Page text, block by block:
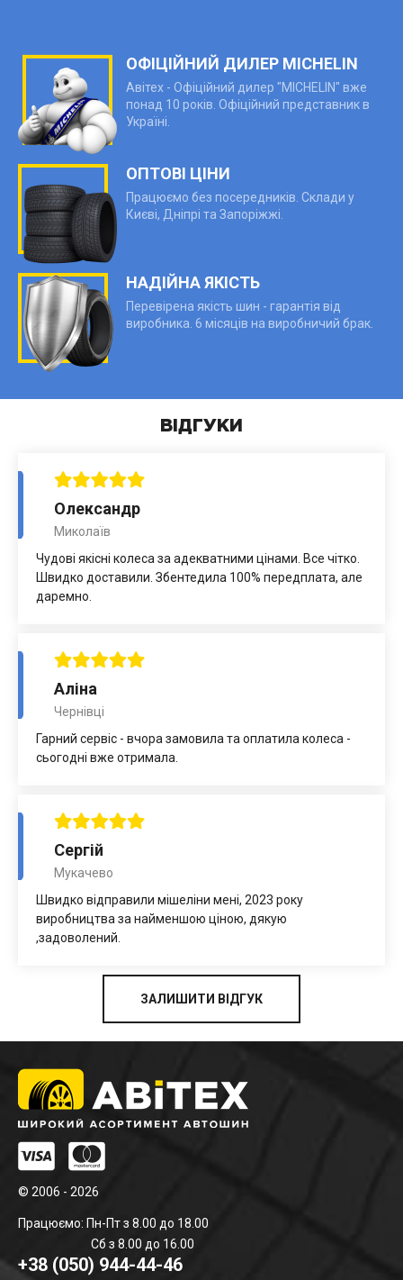
ОФІЦІЙНИЙ ДИЛЕР MICHELIN
Авітех - Офіційний дилер "MICHELIN" вже
понад 10 років. Офіційний представник в
Україні.
ОПТОВІ ЦІНИ
Працюємо без посередників. Склади у
Києві, Дніпрі та Запоріжжі.
НАДІЙНА ЯКІСТЬ
Перевірена якість шин - гарантія від
виробника. 6 місяців на виробничий брак.
ВІДГУКИ
Олександр
Миколаїв
Чудові якісні колеса за адекватними цінами. Все чітко.
Швидко доставили. Збентедила 100% передплата, але
даремно.
Аліна
Чернівці
Гарний сервіс - вчора замовила та оплатила колеса -
сьогодні вже отримала.
Сергій
Мукачево
Швидко відправили мішеліни мені, 2023 року
виробництва за найменшою ціною, дякую
,задоволений.
ЗАЛИШИТИ ВІДГУК
© 2006 - 2026
Працюємо: Пн-Пт з 8.00 до 18.00
Сб з 8.00 до 16.00
+38 (050) 944-44-46